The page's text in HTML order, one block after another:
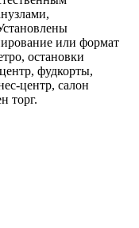
или формат
остановки
фудкорты,
центр, салон
торг.